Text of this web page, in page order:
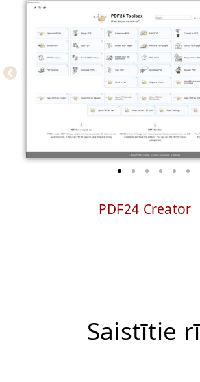
PDF24 Creator
Saistītie